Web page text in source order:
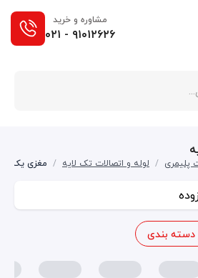
مشاوره و خرید
۰۲۱ - ۹۱۰۱۲۶۲۶
پلیمری / لوله و اتصالات تک لایه / مغزی یکسر
دسته بندی